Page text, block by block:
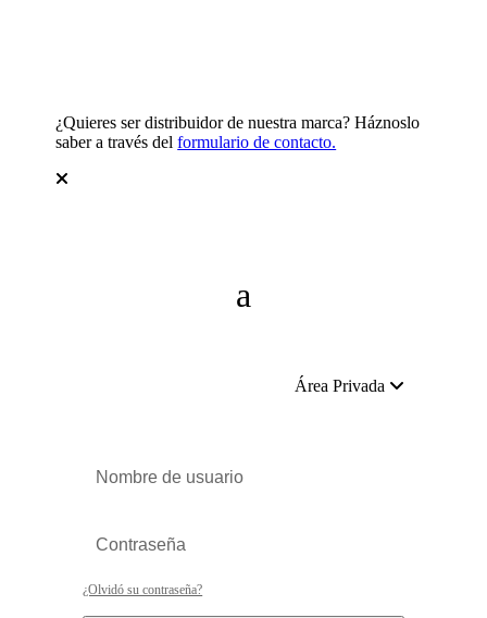
¿Quieres ser distribuidor de nuestra marca? Háznoslo
saber a través delformulario de contacto.
Área Privada
¿Olvidó su contraseña?